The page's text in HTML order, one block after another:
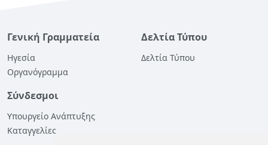
Γενική Γραμματεία
Ηγεσία
Οργανόγραμμα
Δελτία Τύπου
Δελτία Τύπου
Σύνδεσμοι
Υπουργείο Ανάπτυξης
Καταγγελίες